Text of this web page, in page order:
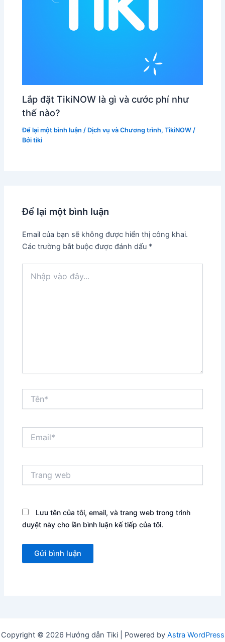
Lắp đặt TikiNOW là gì và cước phí như
thế nào?
Để lại một bình luận / Dịch vụ và Chương trình,TikiNOW /
Bởitiki
Để lại một bình luận
Email của bạn sẽ không được hiển thị công khai.
Các trường bắt buộc được đánh dấu *
vào
web
Lưu tên của tôi, email, và trang web trong trình
duyệt này cho lần bình luận kế tiếp của tôi.
Copyright © 2026 Hướng dẫn Tiki | Powered by Astra WordPress